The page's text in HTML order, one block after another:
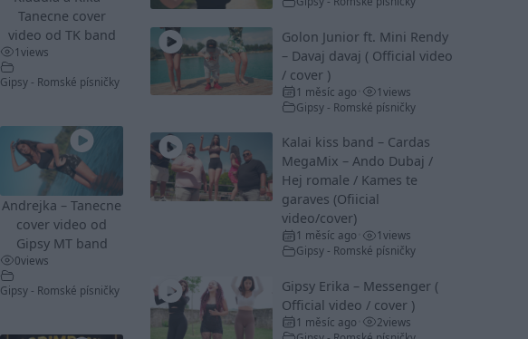
Tanecne cover
video od TK band
1views
Gipsy - Romské písničky
Andrejka – Tanecne
cover video od
Gipsy MT band
0views
Gipsy - Romské písničky
Golon Junior ft. Mini Rendy
– Davaj davaj ( Official video
/ cover )
1 měsíc ago 1views
Gipsy - Romské písničky
Kalai kiss band – Cardas
MegaMix – Ando Dubaj /
Hej romale / Kames te
garaves (Ofiicial
video/cover)
1 měsíc ago 1views
Gipsy - Romské písničky
Gipsy Erika – Messenger (
Official video / cover )
1 měsíc ago 2views